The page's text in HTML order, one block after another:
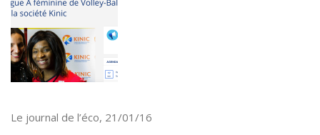
Le journal de l’éco, 21/01/16